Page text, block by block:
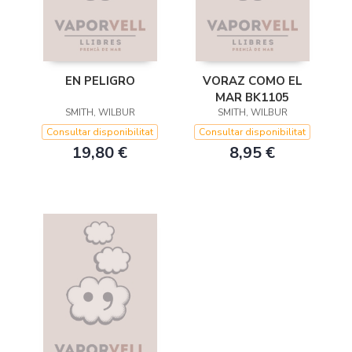
EN PELIGRO
SMITH, WILBUR
Consultar disponibilitat
19,80 €
VORAZ COMO EL
MAR BK1105
SMITH, WILBUR
Consultar disponibilitat
8,95 €